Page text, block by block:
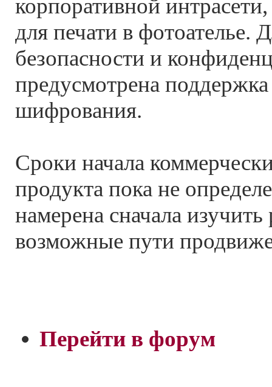
корпоративной
для печати в фотоателье.
безопасности и
предусмотрена
шифрования.
Сроки начала
продукта пока не
намерена сначала
возможные пути
Перейти в форум